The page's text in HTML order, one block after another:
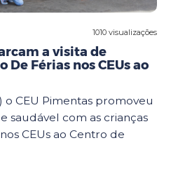
1010 visualizações
a visita de
Férias nos CEUs ao
o CEU Pimentas promoveu
saudável com as crianças
CEUs ao Centro de